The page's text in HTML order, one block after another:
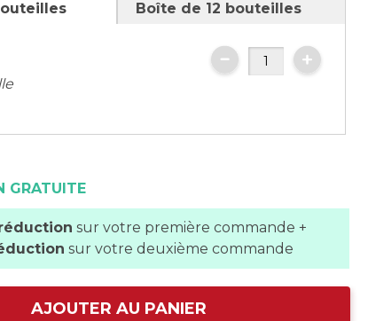
Boîte de 12 bouteilles
GRATUITE
sur votre première commande +
sur votre deuxième commande
AJOUTER AU PANIER